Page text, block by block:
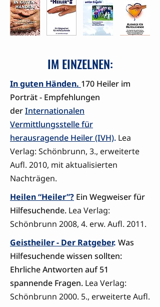
IM EINZELNEN:
In guten Händen. 170 Heiler im
Porträt - Empfehlungen
derInternationalen
Vermittlungsstelle für
herausragende Heiler (IVH). Lea
Verlag: Schönbrunn, 3., erweiterte
Aufl. 2010, mit aktualisierten
Nachträgen.
Heilen “Heiler”? Ein Wegweiser für
Hilfesuchende. Lea Verlag:
Schönbrunn 2008, 4. erw. Aufl. 2011.
Geistheiler - Der Ratgeber. Was
Hilfesuchende wissen sollten:
Ehrliche Antworten auf 51
spannende Fragen. Lea Verlag:
Schönbrunn 2000. 5., erweiterte Aufl.